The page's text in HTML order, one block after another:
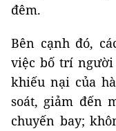
đêm.
Bên cạnh đó,
việc bố trí người
khiếu nại của
soát, giảm đến
chuyến bay;